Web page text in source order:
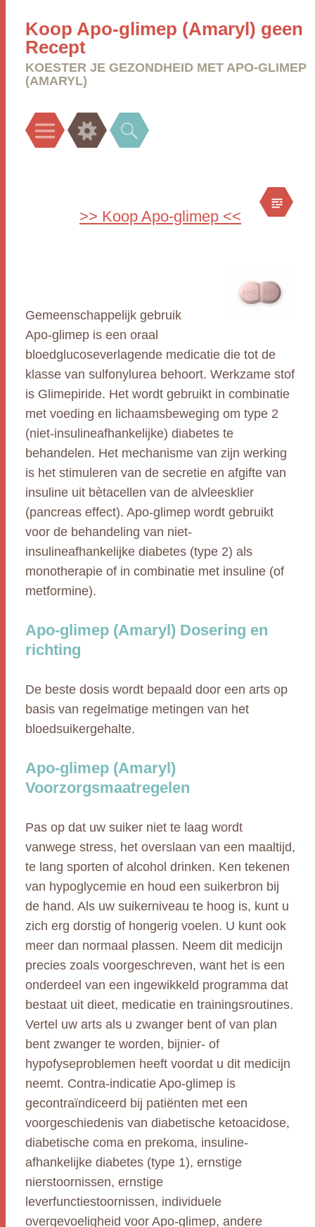
Koop Apo-glimep (Amaryl) geen
Recept
KOESTER JE GEZONDHEID MET APO-GLIMEP
(AMARYL)
Menu Widgets Search
>> Koop Apo-glimep <<
Gemeenschappelijk gebruik
Apo-glimep is een oraal
bloedglucoseverlagende medicatie die tot de
klasse van sulfonylurea behoort. Werkzame stof
is Glimepiride. Het wordt gebruikt in combinatie
met voeding en lichaamsbeweging om type 2
(niet-insulineafhankelijke) diabetes te
behandelen. Het mechanisme van zijn werking
is het stimuleren van de secretie en afgifte van
insuline uit bètacellen van de alvleesklier
(pancreas effect). Apo-glimep wordt gebruikt
voor de behandeling van niet-
insulineafhankelijke diabetes (type 2) als
monotherapie of in combinatie met insuline (of
metformine).
Apo-glimep (Amaryl) Dosering en
richting
De beste dosis wordt bepaald door een arts op
basis van regelmatige metingen van het
bloedsuikergehalte.
Apo-glimep (Amaryl)
Voorzorgsmaatregelen
Pas op dat uw suiker niet te laag wordt
vanwege stress, het overslaan van een maaltijd,
te lang sporten of alcohol drinken. Ken tekenen
van hypoglycemie en houd een suikerbron bij
de hand. Als uw suikerniveau te hoog is, kunt u
zich erg dorstig of hongerig voelen. U kunt ook
meer dan normaal plassen. Neem dit medicijn
precies zoals voorgeschreven, want het is een
onderdeel van een ingewikkeld programma dat
bestaat uit dieet, medicatie en trainingsroutines.
Vertel uw arts als u zwanger bent of van plan
bent zwanger te worden, bijnier- of
hypofyseproblemen heeft voordat u dit medicijn
neemt. Contra-indicatie Apo-glimep is
gecontraïndiceerd bij patiënten met een
voorgeschiedenis van diabetische ketoacidose,
diabetische coma en prekoma, insuline-
afhankelijke diabetes (type 1), ernstige
nierstoornissen, ernstige
leverfunctiestoornissen, individuele
overgevoeligheid voor Apo-glimep, andere